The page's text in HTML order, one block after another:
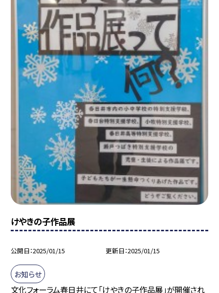
けやきの子作品展
公開日 2025/01/15 更新日 2025/01/15
お知らせ
文化フォーラム春日井にて「けやきの子作品展」が開催され